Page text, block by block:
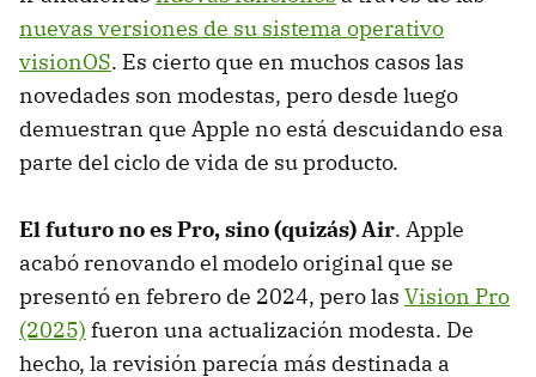
nuevas versiones de su sistema operativo
visionOS. Es cierto que en muchos casos las
novedades son modestas, pero desde luego
demuestran que Apple no está descuidando esa
parte del ciclo de vida de su producto.
El futuro no es Pro, sino (quizás) Air. Apple
acabó renovando el modelo original que se
presentó en febrero de 2024, pero las Vision Pro
(2025) fueron una actualización modesta. De
hecho, la revisión parecía más destinada a